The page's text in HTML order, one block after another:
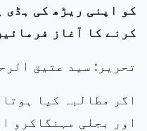
کو اپنی ریڑھ کی ہڈی
کرنے کا آغاز
تحریر: سید عتیق
اگر مطالبہ کیا
اور بجلی مہنگاکرو